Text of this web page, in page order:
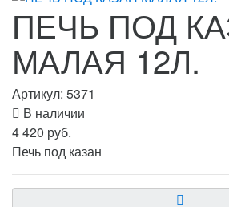
ПЕЧЬ ПОД
МАЛАЯ 12Л.
Артикул: 5371
В наличии
4 420 руб.
Печь под казан